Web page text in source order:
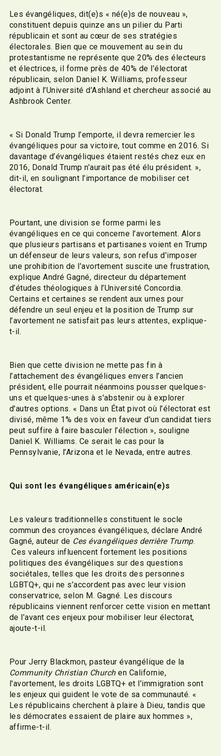
Les évangéliques, dit(e)s « né(e)s de nouveau »,
constituent depuis quinze ans un pilier du Parti
républicain et sont au cœur de ses stratégies
électorales. Bien que ce mouvement au sein du
protestantisme ne représente que 20% des électeurs
et électrices, il forme près de 40% de l’électorat
républicain, selon Daniel K. Williams, professeur
adjoint à l’Université d’Ashland et chercheur associé au
Ashbrook Center.
« Si Donald Trump l’emporte, il devra remercier les
évangéliques pour sa victoire, tout comme en 2016. Si
davantage d’évangéliques étaient restés chez eux en
2016, Donald Trump n’aurait pas été élu président. »,
dit-il, en soulignant l’importance de mobiliser cet
électorat.
Pourtant, une division se forme parmi les
évangéliques en ce qui concerne l’avortement. Alors
que plusieurs partisans et partisanes voient en Trump
un défenseur de leurs valeurs, son refus d’imposer
une prohibition de l’avortement suscite une frustration,
explique André Gagné, directeur du département
d’études théologiques à l’Université Concordia.
Certains et certaines se rendent aux urnes pour
défendre un seul enjeu et la position de Trump sur
l’avortement ne satisfait pas leurs attentes, explique-
t-il.
Bien que cette division ne mette pas fin à
l’attachement des évangéliques envers l’ancien
président, elle pourrait néanmoins pousser quelques-
uns et quelques-unes à s'abstenir ou à explorer
d'autres options. « Dans un État pivot où l’électorat est
divisé, même 1% des voix en faveur d’un candidat tiers
peut suffire à faire basculer l’élection », souligne
Daniel K. Williams. Ce serait le cas pour la
Pennsylvanie, l’Arizona et le Nevada, entre autres.
Qui sont les évangéliques américain(e)s
Les valeurs traditionnelles constituent le socle
commun des croyances évangéliques, déclare André
Gagné, auteur de Ces évangéliques derrière Trump.
Ces valeurs influencent fortement les positions
politiques des évangéliques sur des questions
sociétales, telles que les droits des personnes
LGBTQ+, qui ne s’accordent pas avec leur vision
conservatrice, selon M. Gagné. Les discours
républicains viennent renforcer cette vision en mettant
de l’avant ces enjeux pour mobiliser leur électorat,
ajoute-t-il.
Pour Jerry Blackmon, pasteur évangélique de la
Community Christian Churchen Californie,
l'avortement, les droits LGBTQ+ et l'immigration sont
les enjeux qui guident le vote de sa communauté. «
Les républicains cherchent à plaire à Dieu, tandis que
les démocrates essaient de plaire aux hommes »,
affirme-t-il.